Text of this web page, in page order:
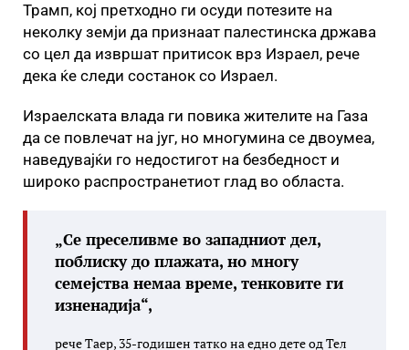
Трамп, кој претходно ги осуди потезите на
неколку земји да признаат палестинска држава
со цел да извршат притисок врз Израел, рече
дека ќе следи состанок со Израел.
Израелската влада ги повика жителите на Газа
да се повлечат на југ, но многумина се двоумеа,
наведувајќи го недостигот на безбедност и
широко распространетиот глад во областа.
„Се преселивме во западниот дел,
поблиску до плажата, но многу
семејства немаа време, тенковите ги
изненадија“,
рече Таер, 35-годишен татко на едно дете од Тел